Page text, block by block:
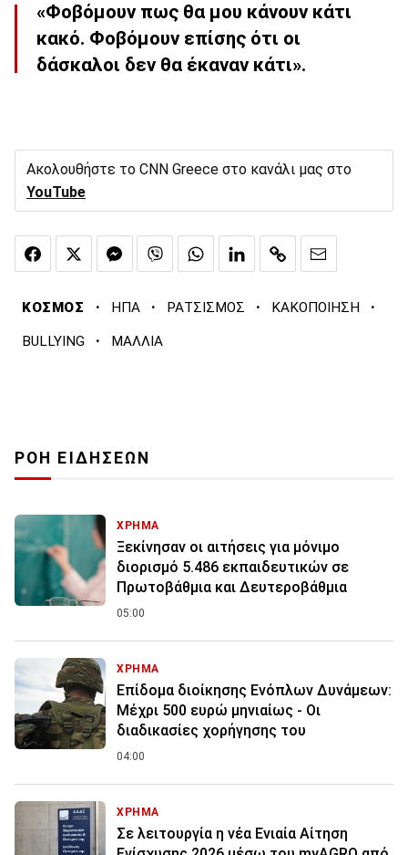
«Φοβόμουν πως θα μου κάνουν κάτι
κακό. Φοβόμουν επίσης ότι οι
δάσκαλοι δεν θα έκαναν κάτι».
Ακολουθήστε το CNN Greece στο κανάλι μας στο
YouTube
ΚΟΣΜΟΣ · ΗΠΑ · ΡΑΤΣΙΣΜΟΣ · ΚΑΚΟΠΟΙΗΣΗ ·
BULLYING · ΜΑΛΛΙΑ
ΡΟΗ ΕΙΔΗΣΕΩΝ
ΧΡΗΜΑ
Ξεκίνησαν οι αιτήσεις για μόνιμο
διορισμό 5.486 εκπαιδευτικών σε
Πρωτοβάθμια και Δευτεροβάθμια
05:00
ΧΡΗΜΑ
Επίδομα διοίκησης Ενόπλων Δυνάμεων:
Μέχρι 500 ευρώ μηνιαίως - Οι
διαδικασίες χορήγησης του
04:00
ΧΡΗΜΑ
Σε λειτουργία η νέα Ενιαία Αίτηση